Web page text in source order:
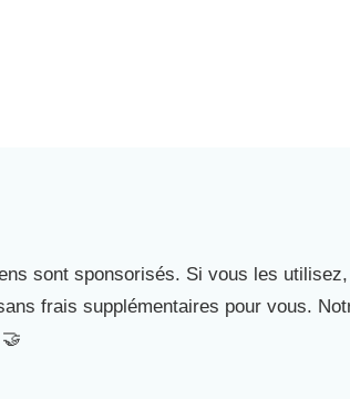
sont sponsorisés. Si vous les
frais supplémentaires pour vous.